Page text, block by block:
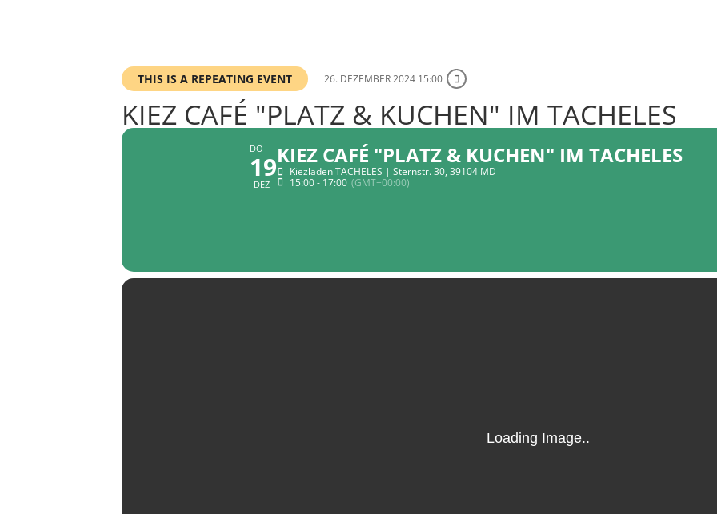
THIS IS A REPEATING EVENT 26. DEZEMBER 2024 15:00
KIEZ CAFÉ "PLATZ & KUCHEN" IM TACHELES
DO
19
DEZ
KIEZ CAFÉ "PLATZ & KUCHEN" IM TACHELES
Kiezladen TACHELES | Sternstr. 30, 39104 MD
15:00 - 17:00 (GMT+00:00)